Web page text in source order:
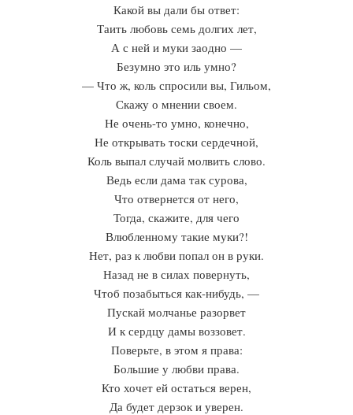
Какой вы дали бы ответ:
Таить любовь семь долгих лет,
А с ней и муки заодно —
Безумно это иль умно?
— Что ж, коль спросили вы, Гильом,
Скажу о мнении своем.
Не очень-то умно, конечно,
Не открывать тоски сердечной,
Коль выпал случай молвить слово.
Ведь если дама так сурова,
Что отвернется от него,
Тогда, скажите, для чего
Влюбленному такие муки?!
Нет, раз к любви попал он в руки.
Назад не в силах повернуть,
Чтоб позабыться как-нибудь, —
Пускай молчанье разорвет
И к сердцу дамы воззовет.
Поверьте, в этом я права:
Большие у любви права.
Кто хочет ей остаться верен,
Да будет дерзок и уверен.